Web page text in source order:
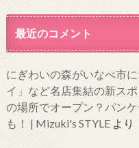
最近のコメント
にぎわいの森がいなべ市
イ」など名店集結の新スポ
の場所でオープン？パン
も！ | Mizuki's STYLEより